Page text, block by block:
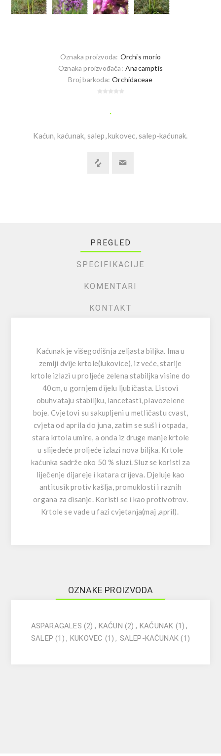
Oznaka proizvoda: Orchis morio
Oznaka proizvođača: Anacamptis
Broj barkoda: Orchidaceae
.
Kaćun, kaćunak, salep, kukovec, salep-kaćunak.
PREGLED
SPECIFIKACIJE
KOMENTARI
KONTAKT
Kaćunak je višegodišnja zeljasta biljka. Ima u
zemlji dvije krtole(lukovice), iz veće, starije
krtole izlazi u proljeće zelena stabiljka visine do
40cm, u gornjem dijelu ljubičasta. Listovi
obuhvataju stabiljku, lancetasti, plavozelene
boje. Cvjetovi su sakupljeni u metličastu cvast,
cvjeta od aprila do juna, zatim se suši i otpada,
stara krtola umire, a onda iz druge manje krtole
u slijedeće proljeće izlazi nova biljka. Krtole
kaćunka sadrže oko 50 % sluzi. Sluz se koristi za
liječenje dijareje i katara crijeva. Djeluje kao
antitusik protiv kašlja, promuklosti i raznih
organa za disanje. Koristi se i kao protivotrov.
Krtole se vade u fazi cvjetanja(maj ,april).
OZNAKE PROIZVODA
ASPARAGALES (2) , KAĆUN (2) , KAĆUNAK (1) ,
SALEP (1) , KUKOVEC (1) , SALEP-KAĆUNAK (1)